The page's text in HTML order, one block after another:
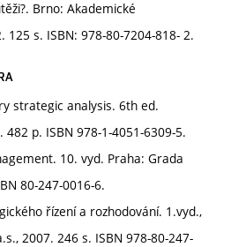
Brno: Akademické
125 s. ISBN: 978-80-7204-818- 2.
strategic analysis. 6th ed.
482 p. ISBN 978-1-4051-6309-5.
10. vyd. Praha: Grada
80-247-0016-6.
řízení a rozhodování. 1.vyd.,
2007. 246 s. ISBN 978-80-247-